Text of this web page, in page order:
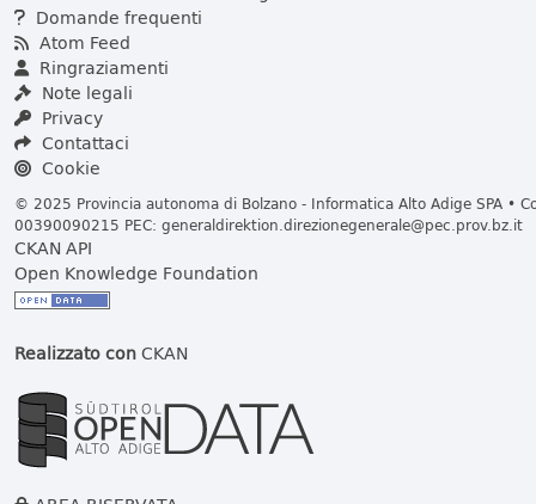
Domande frequenti
Atom Feed
Ringraziamenti
Note legali
Privacy
Contattaci
Cookie
© 2025 Provincia autonoma di Bolzano - Informatica Alto Adige SPA •
00390090215 PEC: generaldirektion.direzionegenerale@pec.prov.bz.it
CKAN API
Open Knowledge Foundation
Realizzato conCKAN